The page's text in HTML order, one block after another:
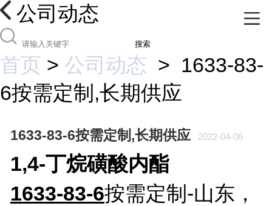
公司动态
搜索
首页 > 公司动态 > 1633-83-
6按需定制,长期供应
1633-83-6按需定制,长期供应 2022-04-06
1,4-丁烷磺酸内酯
1633-83-6按需定制-山东，